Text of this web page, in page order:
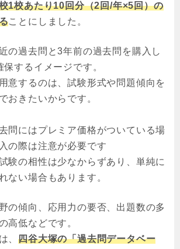
1校あたり10回分（2回/年×5回）の
ことにしました。
の過去問と3年前の過去問を購入し
するイメージです。
意するのは、試験形式や問題傾向を
おきたいからです。
問にはプレミア価格がついている場
の際は注意が必要です
験の相性は少なからずあり、単純に
ない場合もあります。
の傾向、応用力の要否、出題数の多
高低などです。
、四谷大塚の「過去問データベー